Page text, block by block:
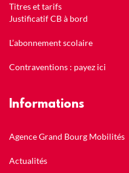
Titres et tarifs
Justificatif CB à bord
L’abonnement scolaire
Contraventions : payez ici
Informations
Agence Grand Bourg Mobilités
Actualités